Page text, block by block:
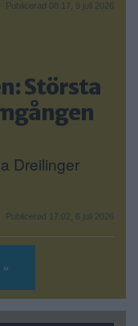
Publicerad 08:17, 9 juli 2026
Största
Dreilinger
Publicerad 17:02, 6 juli 2026